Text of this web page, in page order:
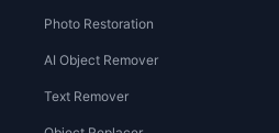
Photo Restoration
AI Object Remover
Text Remover